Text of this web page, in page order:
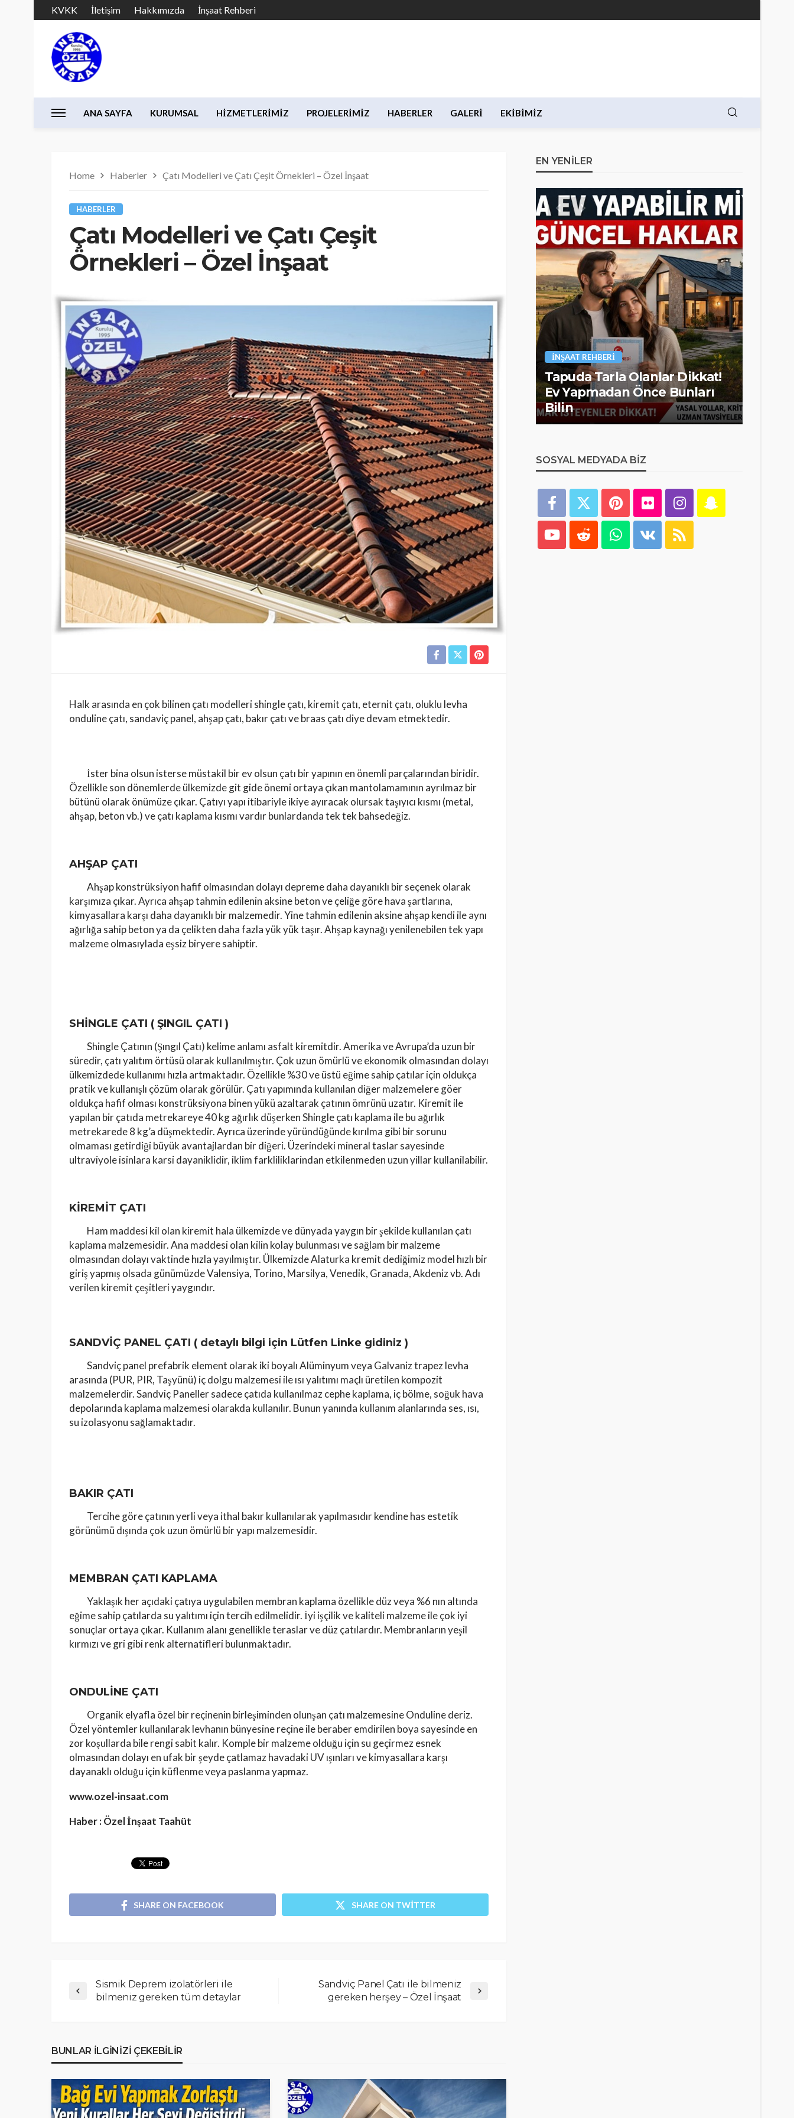
KVKK İletişim Hakkımızda İnşaat Rehberi
ANA SAYFA KURUMSAL HIZMETLERIMIZ PROJELERIMIZ HABERLER GALERI EKIBIMIZ
Home Haberler Çatı Modelleri ve Çatı Çeşit Örnekleri – Özel İnşaat
HABERLER
Çatı Modelleri ve Çatı Çeşit
Örnekleri – Özel İnşaat
Halk arasında en çok bilinen çatı modelleri shingle çatı, kiremit çatı, eternit çatı, oluklu levha
onduline çatı, sandaviç panel, ahşap çatı, bakır çatı ve braas çatı diye devam etmektedir.
İster bina olsun isterse müstakil bir ev olsun çatı bir yapının en önemli parçalarından biridir.
Özellikle son dönemlerde ülkemizde git gide önemi ortaya çıkan mantolamamının ayrılmaz bir
bütünü olarak önümüze çıkar. Çatıyı yapı itibariyle ikiye ayıracak olursak taşıyıcı kısmı (metal,
ahşap, beton vb.) ve çatı kaplama kısmı vardır bunlardanda tek tek bahsedeğiz.
AHŞAP ÇATI
Ahşap konstrüksiyon hafif olmasından dolayı depreme daha dayanıklı bir seçenek olarak
karşımıza çıkar. Ayrıca ahşap tahmin edilenin aksine beton ve çeliğe göre hava şartlarına,
kimyasallara karşı daha dayanıklı bir malzemedir. Yine tahmin edilenin aksine ahşap kendi ile aynı
ağırlığa sahip beton ya da çelikten daha fazla yük yük taşır. Ahşap kaynağı yenilenebilen tek yapı
malzeme olmasıylada eşsiz biryere sahiptir.
SHİNGLE ÇATI ( ŞINGIL ÇATI )
Shingle Çatının (Şıngıl Çatı) kelime anlamı asfalt kiremitdir. Amerika ve Avrupa’da uzun bir
süredir, çatı yalıtım örtüsü olarak kullanılmıştır. Çok uzun ömürlü ve ekonomik olmasından dolayı
ülkemizdede kullanımı hızla artmaktadır. Özellikle %30 ve üstü eğime sahip çatılar için oldukça
pratik ve kullanışlı çözüm olarak görülür. Çatı yapımında kullanılan diğer malzemelere göer
oldukça hafif olması konstrüksiyona binen yükü azaltarak çatının ömrünü uzatır. Kiremit ile
yapılan bir çatıda metrekareye 40 kg ağırlık düşerken Shingle çatı kaplama ile bu ağırlık
metrekarede 8 kg’a düşmektedir. Ayrıca üzerinde yüründüğünde kırılma gibi bir sorunu
olmaması getirdiği büyük avantajlardan bir diğeri. Üzerindeki mineral taslar sayesinde
ultraviyole isinlara karsi dayaniklidir, iklim farkliliklarindan etkilenmeden uzun yillar kullanilabilir.
KİREMİT ÇATI
Ham maddesi kil olan kiremit hala ülkemizde ve dünyada yaygın bir şekilde kullanılan çatı
kaplama malzemesidir. Ana maddesi olan kilin kolay bulunması ve sağlam bir malzeme
olmasından dolayı vaktinde hızla yayılmıştır. Ülkemizde Alaturka kremit dediğimiz model hızlı bir
giriş yapmış olsada günümüzde Valensiya, Torino, Marsilya, Venedik, Granada, Akdeniz vb. Adı
verilen kiremit çeşitleri yaygındır.
SANDVİÇ PANEL ÇATI ( detaylı bilgi için Lütfen Linke gidiniz )
Sandviç panel prefabrik element olarak iki boyalı Alüminyum veya Galvaniz trapez levha
arasında (PUR, PIR, Taşyünü) iç dolgu malzemesi ile ısı yalıtımı maçlı üretilen kompozit
malzemelerdir. Sandviç Paneller sadece çatıda kullanılmaz cephe kaplama, iç bölme, soğuk hava
depolarında kaplama malzemesi olarakda kullanılır. Bunun yanında kullanım alanlarında ses, ısı,
su izolasyonu sağlamaktadır.
BAKIR ÇATI
Tercihe göre çatının yerli veya ithal bakır kullanılarak yapılmasıdır kendine has estetik
görünümü dışında çok uzun ömürlü bir yapı malzemesidir.
MEMBRAN ÇATI KAPLAMA
Yaklaşık her açıdaki çatıya uygulabilen membran kaplama özellikle düz veya %6 nın altında
eğime sahip çatılarda su yalıtımı için tercih edilmelidir. İyi işçilik ve kaliteli malzeme ile çok iyi
sonuçlar ortaya çıkar. Kullanım alanı genellikle teraslar ve düz çatılardır. Membranların yeşil
kırmızı ve gri gibi renk alternatifleri bulunmaktadır.
ONDULİNE ÇATI
Organik elyafla özel bir reçinenin birleşiminden olunşan çatı malzemesine Onduline deriz.
Özel yöntemler kullanılarak levhanın bünyesine reçine ile beraber emdirilen boya sayesinde en
zor koşullarda bile rengi sabit kalır. Komple bir malzeme olduğu için su geçirmez esnek
olmasından dolayı en ufak bir şeyde çatlamaz havadaki UV ışınları ve kimyasallara karşı
dayanaklı olduğu için küflenme veya paslanma yapmaz.
www.ozel-insaat.com
Haber : Özel İnşaat Taahüt
SHARE ON FACEBOOK SHARE ON TWITTER
Sismik Deprem izolatörleri ile
bilmeniz gereken tüm detaylar
Sandviç Panel Çatı ile bilmeniz
gereken herşey – Özel İnşaat
BUNLAR ILGINIZI ÇEKEBILIR
EN YENILER
İNŞAAT REHBERI
Özel inşaat rehberi: İnşaat
Maliyeti Nasıl ve neye göre
Hesaplanır?
HABERLER
Bağ Evi Yapmak İsteyenlere
Büyük Şok Yeni Düzenleme
Geldi!
İNŞAAT REHBERI
Tapuda Tarla Olanlar Dikkat!
Ev Yapmadan Önce Bunları
Bilin
SOSYAL MEDYADA BIZ